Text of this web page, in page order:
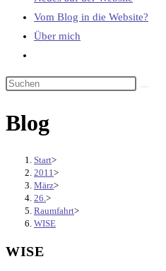
Vom Blog in die Website?
Über mich
umschalten
Blog
Start>
2011 >
März>
26. >
Raumfahrt>
WISE
WISE